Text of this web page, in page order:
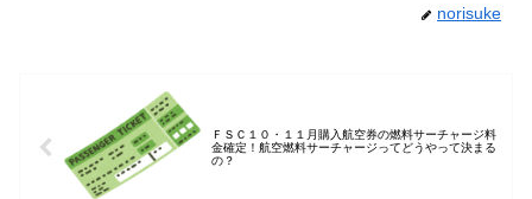
norisuke
ＦＳＣ１０・１１月購入航空券の燃料サーチャージ料
金確定！航空燃料サーチャージってどうやって決まる
の？